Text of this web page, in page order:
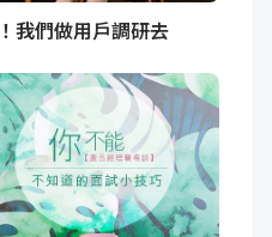
我們做用戶調研去